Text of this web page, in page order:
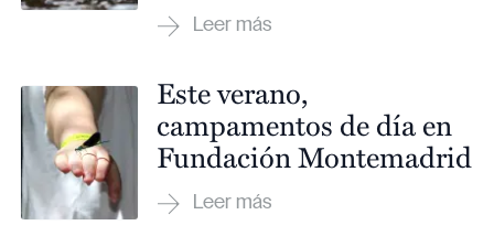
Este verano,
campamentos de día en
Fundación Montemadrid